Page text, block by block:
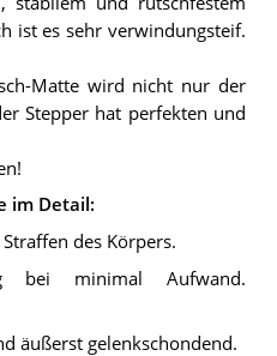
ist es sehr verwindungsteif.
Matte wird nicht nur der
Stepper hat perfekten und
im Detail:
des Körpers.
bei minimal Aufwand.
äußerst gelenkschondend.